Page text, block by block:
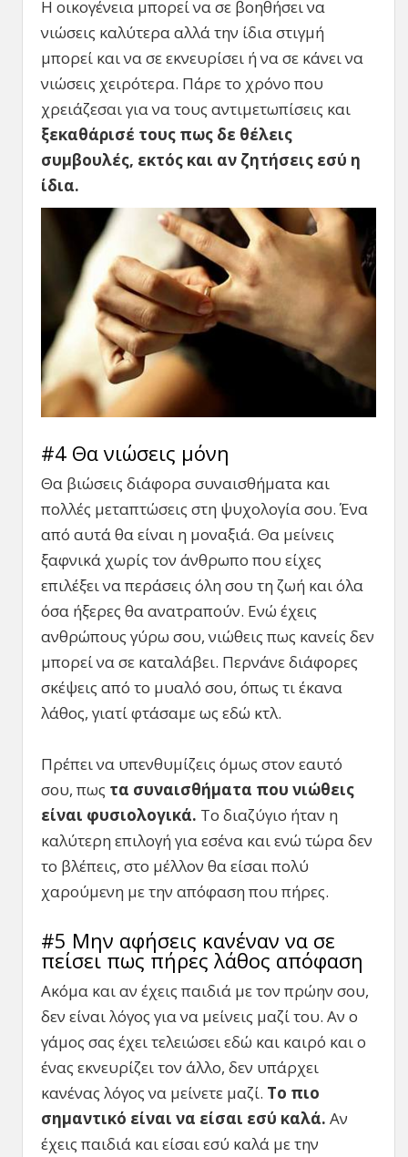
Η οικογένεια μπορεί να σε βοηθήσει να
νιώσεις καλύτερα αλλά την ίδια στιγμή
μπορεί και να σε εκνευρίσει ή να σε κάνει να
νιώσεις χειρότερα. Πάρε το χρόνο που
χρειάζεσαι για να τους αντιμετωπίσεις και
ξεκαθάρισέ τους πως δε θέλεις
συμβουλές, εκτός και αν ζητήσεις εσύ η
ίδια.
#4 Θα νιώσεις μόνη
Θα βιώσεις διάφορα συναισθήματα και
πολλές μεταπτώσεις στη ψυχολογία σου. Ένα
από αυτά θα είναι η μοναξιά. Θα μείνεις
ξαφνικά χωρίς τον άνθρωπο που είχες
επιλέξει να περάσεις όλη σου τη ζωή και όλα
όσα ήξερες θα ανατραπούν. Ενώ έχεις
ανθρώπους γύρω σου, νιώθεις πως κανείς δεν
μπορεί να σε καταλάβει. Περνάνε διάφορες
σκέψεις από το μυαλό σου, όπως τι έκανα
λάθος, γιατί φτάσαμε ως εδώ κτλ.
Πρέπει να υπενθυμίζεις όμως στον εαυτό
σου, πως τα συναισθήματα που νιώθεις
είναι φυσιολογικά. Το διαζύγιο ήταν η
καλύτερη επιλογή για εσένα και ενώ τώρα δεν
το βλέπεις, στο μέλλον θα είσαι πολύ
χαρούμενη με την απόφαση που πήρες.
#5 Μην αφήσεις κανέναν να σε
πείσει πως πήρες λάθος απόφαση
Ακόμα και αν έχεις παιδιά με τον πρώην σου,
δεν είναι λόγος για να μείνεις μαζί του. Αν ο
γάμος σας έχει τελειώσει εδώ και καιρό και ο
ένας εκνευρίζει τον άλλο, δεν υπάρχει
κανένας λόγος να μείνετε μαζί. Το πιο
σημαντικό είναι να είσαι εσύ καλά. Αν
έχεις παιδιά και είσαι εσύ καλά με την